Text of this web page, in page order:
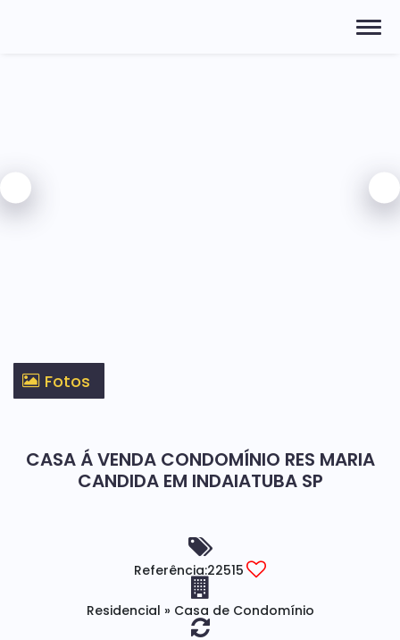
Fotos
CASA Á VENDA CONDOMÍNIO RES MARIA
CANDIDA EM INDAIATUBA SP
Referência:22515
Residencial » Casa de Condomínio